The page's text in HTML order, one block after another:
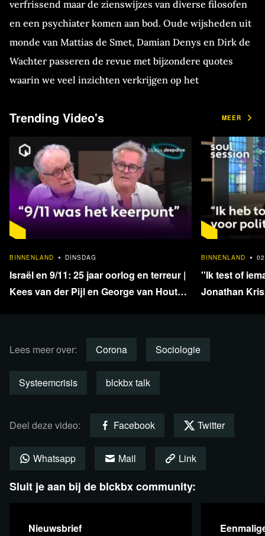
verfrissend maar de zienswijzes van diverse filosofen
en een psychiater komen aan bod. Oude wijsheden uit
monde van Mattias de Smet, Damian Denys en Dirk de
Wachter passeren de revue met bijzondere quotes
waarin we veel inzichten verkrijgen op het
verband met de verstikkende massahysterie waarin
feiten en context zoek zijn.
Zie ook deprachtige video van De Nieuwe Wereld
met
filosoof Mattias Desmet. Bekijk devolledige video van EO
Kruispunt met filosoof Damian Denys. Of geniet van de
volledige video vanKRO-NCRV De Verwondering met
Plaats een reactie
Trending Video's MEER
BINNENLAND
DINSDAG
Israël en 9/11: 25 jaar oorlog en terreur |
Kees van der Pijl en George van Houts -
BINNENLAND
''Ik test of
Jonathan
Lees meer over: Corona Sociologie
Systeemcrisis blckbx talk
Deel deze video: Facebook Twitter
Whatsapp Mail Link
Sluit je aan bij de blckbx community:
Nieuwsbrief